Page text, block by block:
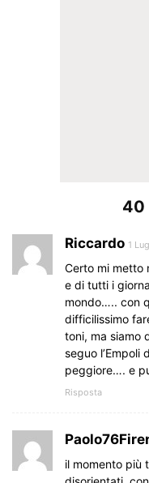
40
Riccardo 1
Certo mi metto
e di tutti i
mondo….. con
difficilissimo
toni, ma siamo
seguo l’Empoli
peggiore…. e
Risposta
il momento più